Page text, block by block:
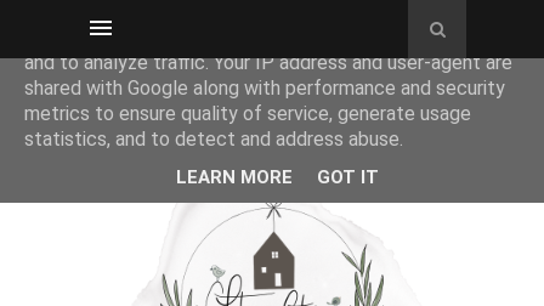
This site uses cookies from Google to deliver its services
and to analyze traffic. Your IP address and user-agent are
shared with Google along with performance and security
metrics to ensure quality of service, generate usage
statistics, and to detect and address abuse.
LEARN MORE GOT IT